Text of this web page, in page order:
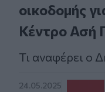
οικοδομής
Κέντρο Ασή
Τι αναφέρει ο
24.05.2025